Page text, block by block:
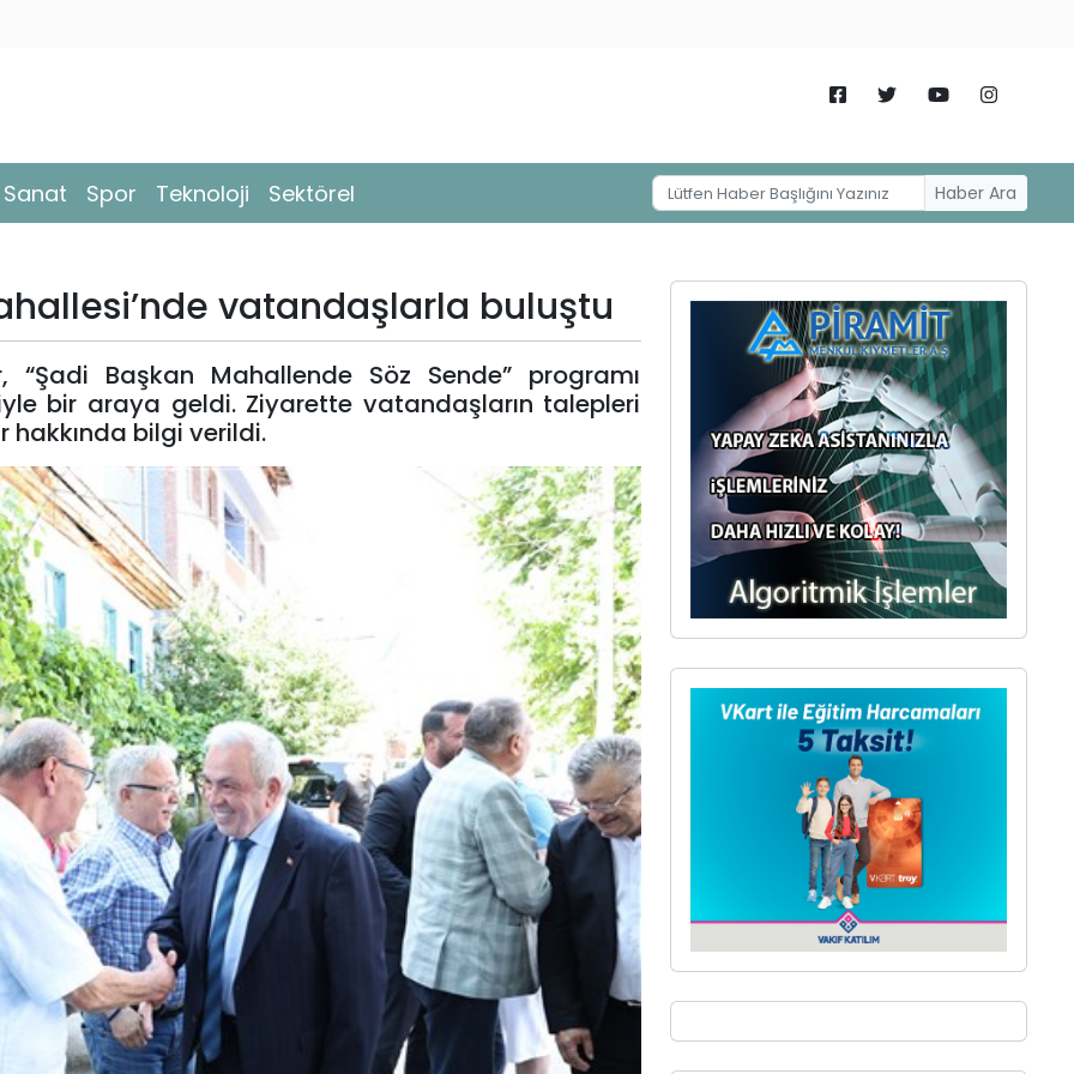
Spor Teknoloji Sektörel Haber Ara
vatandaşlarla buluştu
“Şadi Başkan Mahallende Söz Sende” programı
bir araya geldi. Ziyarette vatandaşların talepleri
hakkında bilgi verildi.